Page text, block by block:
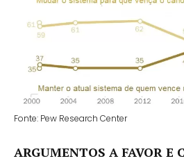
Fonte: Pew Research Center
ARGUMENTOS A FAVOR E